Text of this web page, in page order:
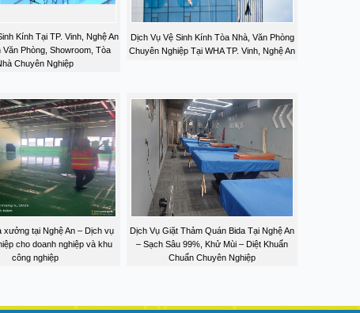
Kính Tại TP. Vinh, Nghệ An
Văn Phòng, Showroom, Tòa
Chuyên Nghiệp
Dịch Vụ Vệ Sinh Kính Tòa Nhà, Văn Phòng
Chuyên Nghiệp Tại WHA TP. Vinh, Nghệ An
xưởng tại Nghệ An – Dịch vụ
cho doanh nghiệp và khu
công nghiệp
Dịch Vụ Giặt Thảm Quán Bida Tại Nghệ An
– Sạch Sâu 99%, Khử Mùi – Diệt Khuẩn
Chuẩn Chuyên Nghiệp